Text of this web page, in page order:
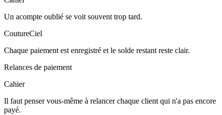
Un acompte oublié se voit souvent trop tard.
CoutureCiel
Chaque paiement est enregistré et le solde restant reste clair.
Relances de paiement
Cahier
Il faut penser vous-même à relancer chaque client qui n'a pas encore
payé.